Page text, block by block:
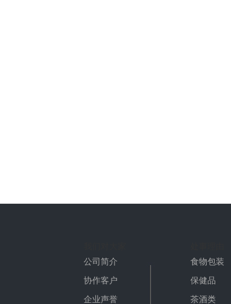
公司简介
协作客户
企业声誉
食物包装
保健品
茶酒类